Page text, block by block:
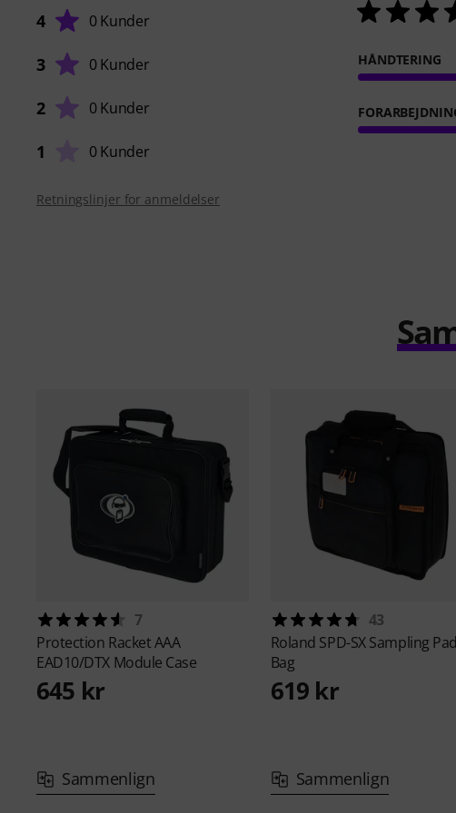
4 0 Kunder
3 0 Kunder
2 0 Kunder
1 0 Kunder
HÅNDTERING
Retningslinjer for anmeldelser
7
Protection RacketAAA
EAD10/DTX Module Case
645 kr
Sammenlign
43
Roland SPD-SX Sampling Pad
Bag
619 kr
Sammenlign